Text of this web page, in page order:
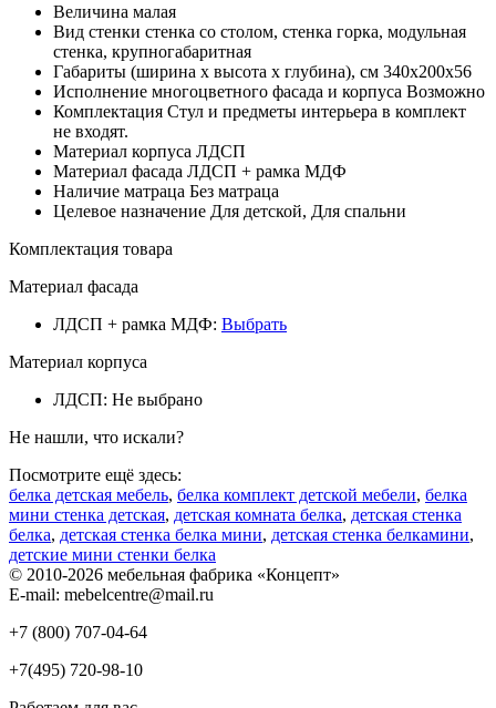
Величина малая
Вид стенки стенка со столом, стенка горка, модульная
стенка, крупногабаритная
Габариты (ширина х высота х глубина), см 340x200x56
Исполнение многоцветного фасада и корпуса Возможно
Комплектация Стул и предметы интерьера в комплект
не входят.
Материал корпуса ЛДСП
Материал фасада ЛДСП + рамка МДФ
Наличие матраца Без матраца
Целевое назначение Для детской, Для спальни
Комплектация товара
Материал фасада
ЛДСП + рамка МДФ: Выбрать
Материал корпуса
ЛДСП: Не выбрано
Не нашли, что искали?
Посмотрите ещё здесь:
белка детская мебель, белка комплект детской мебели, белка
мини стенка детская, детская комната белка, детская стенка
белка, детская стенка белка мини, детская стенка белкамини,
детские мини стенки белка
© 2010-2026 мебельная фабрика «Концепт»
E-mail: mebelcentre@mail.ru
+7 (800) 707-04-64
+7(495) 720-98-10